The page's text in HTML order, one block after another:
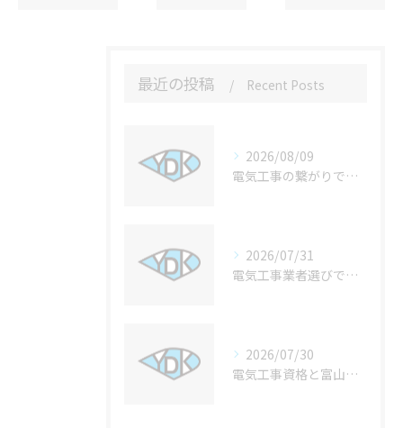
最近の投稿 Recent Posts
2026/08/09
電気工事の繋がりで現場が変わる連携の重要性と仕事の流れ徹底解説
2026/07/31
電気工事業者選びで失敗しない富山県高岡市の見極めポイントと比較方法
2026/07/30
電気工事資格と富山県氷見市での受験計画と働き方を徹底解説